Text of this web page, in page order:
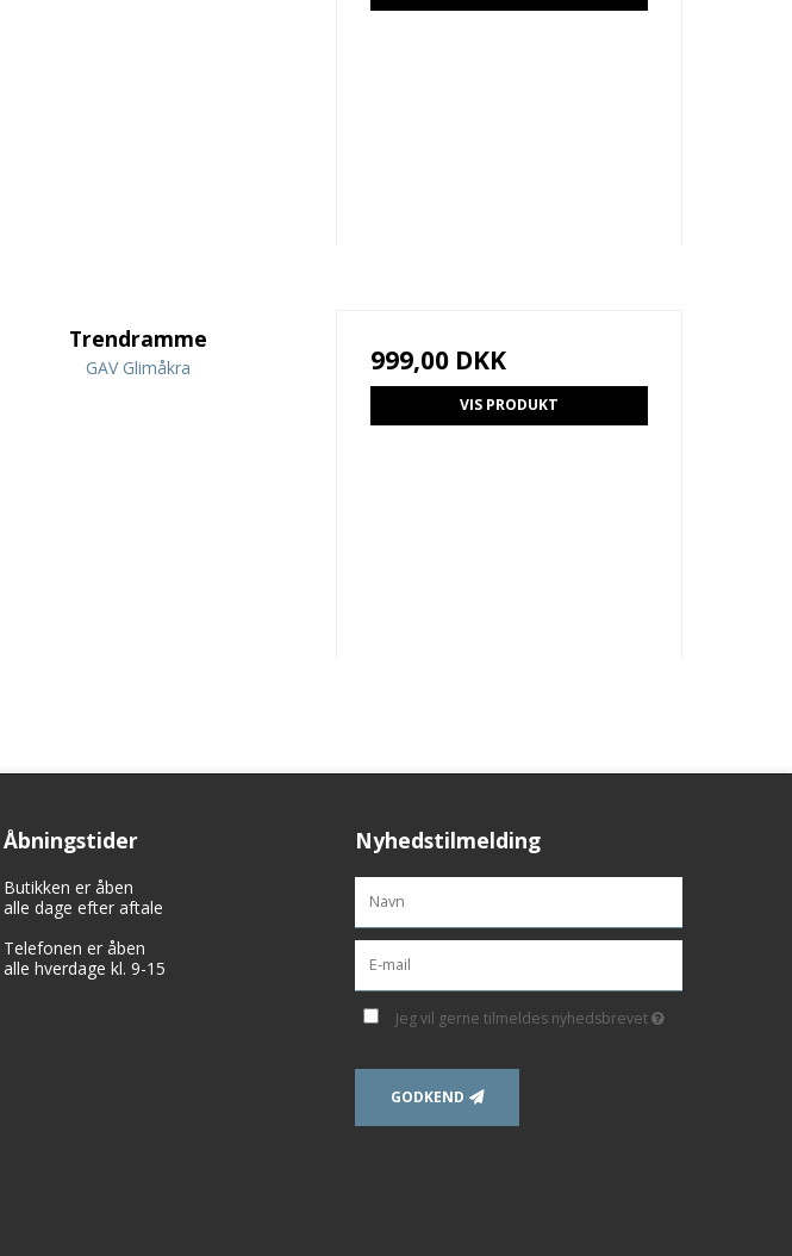
Trendramme
GAV Glimåkra 999,00 DKK
VIS PRODUKT
Åbningstider
Butikken er åben
alle dage efter aftale
Telefonen er åben
alle hverdage kl. 9-15
Nyhedstilmelding
Jeg vil gerne tilmeldes nyhedsbrevet
GODKEND